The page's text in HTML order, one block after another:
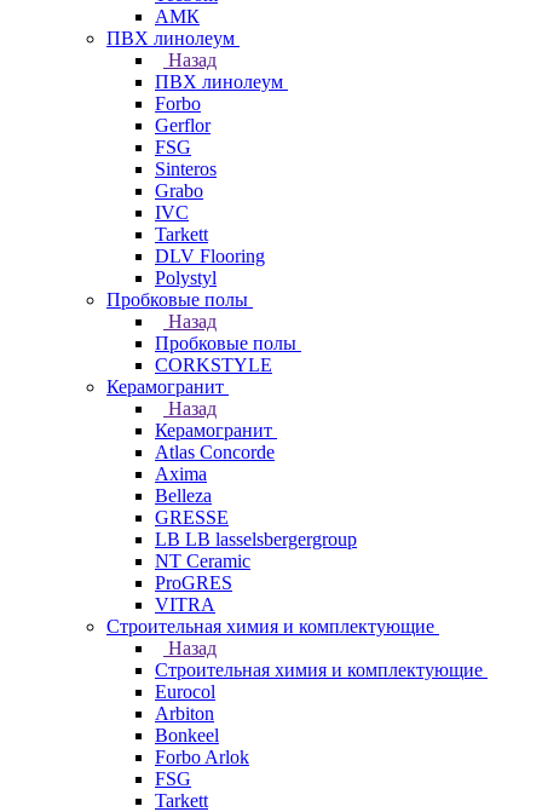
АМК
ПВХ линолеум
Назад
ПВХ линолеум
Forbo
Gerflor
FSG
Sinteros
Grabo
IVC
Tarkett
DLV Flooring
Polystyl
Пробковые полы
Назад
Пробковые полы
CORKSTYLE
Керамогранит
Назад
Керамогранит
Atlas Concorde
Axima
Belleza
GRESSE
LB LB lasselsbergergroup
NT Ceramic
ProGRES
VITRA
Строительная химия и комплектующие
Назад
Строительная химия и комплектующие
Eurocol
Arbiton
Bonkeel
Forbo Arlok
FSG
Tarkett